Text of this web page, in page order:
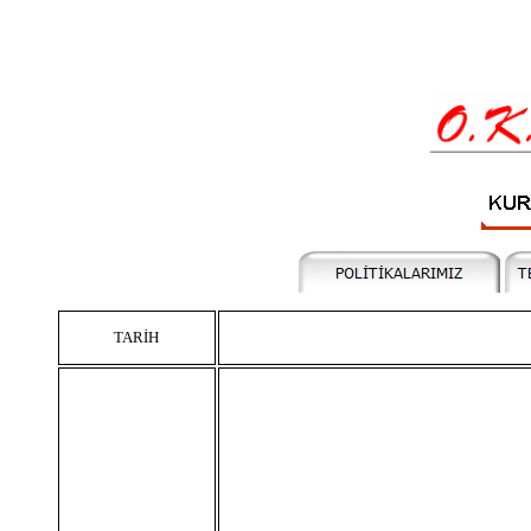
TARİH